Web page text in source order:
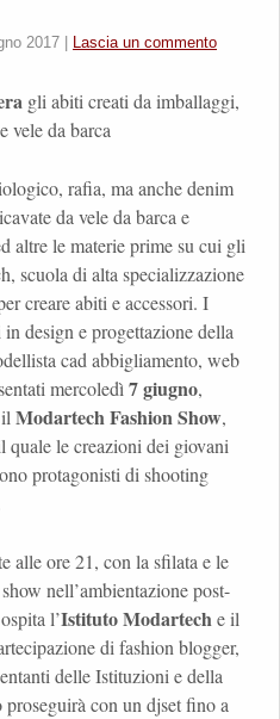
2017 Lascia un commento
gli abiti creati da imballaggi,
vele da barca
rafia, ma anche denim
da vele da barca e
altre le materie prime su cui gli
scuola di alta specializzazione
creare abiti e accessori. I
design e progettazione della
cad abbigliamento, web
mercoledì7 giugno,
Modartech Fashion Show,
quale le creazioni dei giovani
protagonisti di shooting
alle ore 21, con la sfilata e le
nell’ambientazione post-
l’Istituto Modarteche il
di fashion blogger,
delle Istituzioni e della
proseguirà con un djset fino a